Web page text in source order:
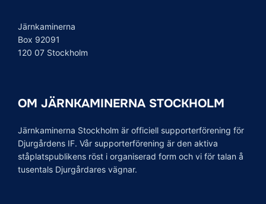
Järnkaminerna
Box 92091
120 07 Stockholm
OM JÄRNKAMINERNA STOCKHOLM
Järnkaminerna Stockholm är officiell supporterförening för
Djurgårdens IF. Vår supporterförening är den aktiva
ståplatspublikens röst i organiserad form och vi för talan å
tusentals Djurgårdares vägnar.